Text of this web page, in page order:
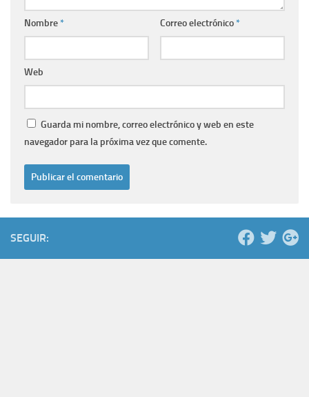
Nombre* Correo electrónico*
Web
Guarda mi nombre, correo electrónico y web en este
navegador para la próxima vez que comente.
SEGUIR: